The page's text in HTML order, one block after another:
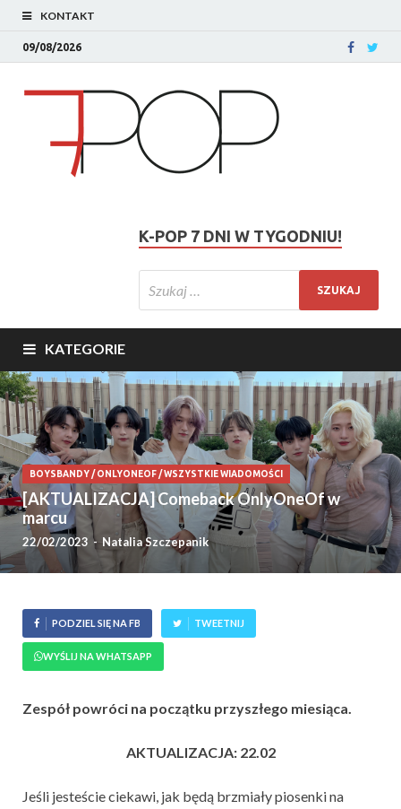
KONTAKT
09/08/2026
K-POP 7 DNI W TYGODNIU!
KATEGORIE
BOYSBANDY/ONLYONEOF/WSZYSTKIE WIADOMOŚCI
[AKTUALIZACJA] Comeback OnlyOneOf w
marcu
22/02/2023 - Natalia Szczepanik
PODZIEL SIĘ NA FB TWEETNIJ
WYŚLIJ NA WHATSAPP
Zespół powróci na początku przyszłego miesiąca.
AKTUALIZACJA: 22.02
Jeśli jesteście ciekawi, jak będą brzmiały piosenki na